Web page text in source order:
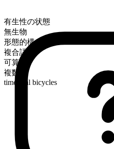
有生性の状態
無生物
形態的構成
複合語
可算
複数形
time trial bicycles